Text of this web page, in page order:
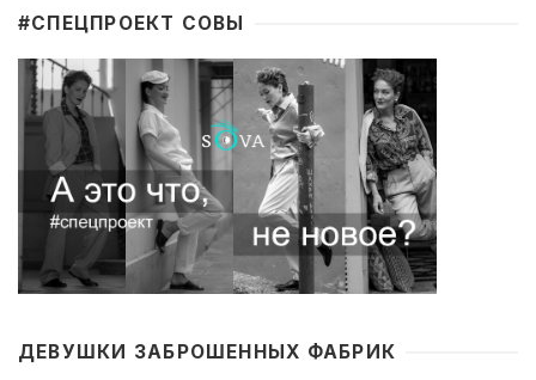
#CПЕЦПРОЕКТ СОВЫ
ДЕВУШКИ ЗАБРОШЕННЫХ ФАБРИК